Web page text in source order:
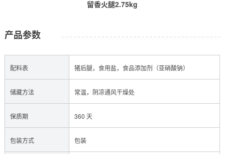
留香火腿2.75kg
产品参数
配料表 猪后腿，食用盐，食品添加剂（亚硝酸钠）
储藏方法 常温，阴凉通风干燥处
保质期 360 天
包装方式 包装